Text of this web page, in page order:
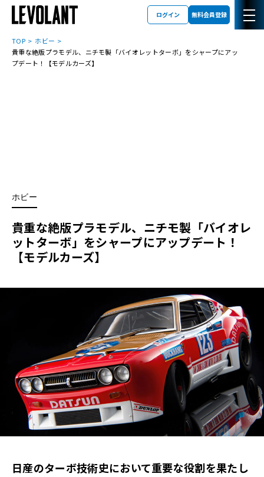
ログイン 無料会員登録
TOP
ホビー
貴重な絶版プラモデル、ニチモ製「バイオレットターボ」をシャープにアッ
プデート！【モデルカーズ】
ホビー
貴重な絶版プラモデル、ニチモ製「バイオレ
ットターボ」をシャープにアップデート！
【モデルカーズ】
日産のターボ技術史において重要な役割を果たし